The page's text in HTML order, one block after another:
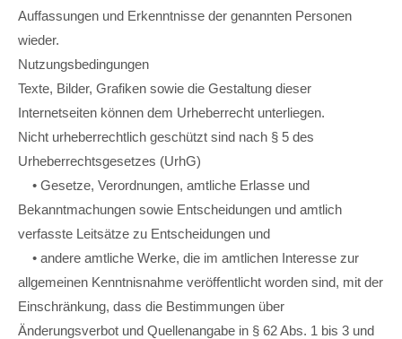
Auffassungen und Erkenntnisse der genannten Personen
wieder.
Nutzungsbedingungen
Texte, Bilder, Grafiken sowie die Gestaltung dieser
Internetseiten können dem Urheberrecht unterliegen.
Nicht urheberrechtlich geschützt sind nach § 5 des
Urheberrechtsgesetzes (UrhG)
• Gesetze, Verordnungen, amtliche Erlasse und
Bekanntmachungen sowie Entscheidungen und amtlich
verfasste Leitsätze zu Entscheidungen und
• andere amtliche Werke, die im amtlichen Interesse zur
allgemeinen Kenntnisnahme veröffentlicht worden sind, mit der
Einschränkung, dass die Bestimmungen über
Änderungsverbot und Quellenangabe in § 62 Abs. 1 bis 3 und